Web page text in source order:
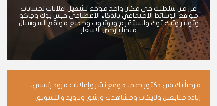
عزز من سلطتك في مكان واحد موقع تشغيل اعلانات لحسابات
مواقع الوسائط الاجتماعي بالذكاء الاصطناعي فيس بوك وجاكو
وتويتر وتيك توك وانستقرام ويوتيوب وجميع مواقع السوشيال
ميديا بارخص الاسعار
مرحباً بك في دكتور دعم، موقع نشر وإعلانات مزود رئيسي،
زيادة متابعين ولايكات ومشاهدت ورشق وتزويد والتسويق